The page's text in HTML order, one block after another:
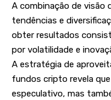
A combinação de visão
tendências e
obter resultados
por volatilidade e
A estratégia de
fundos cripto revela
especulativo, mas